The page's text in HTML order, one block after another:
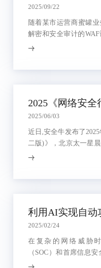
2025/09/22
随着某市运营商蜜罐
解密和安全审计的
响应延迟，安全风险
2025/06/03
近日,安全牛发布了
二版)》，北京太一星
次从350多家企业、
2025/02/24
在复杂的网络威胁
（SOC）和首席信息
时理解、分析和响应